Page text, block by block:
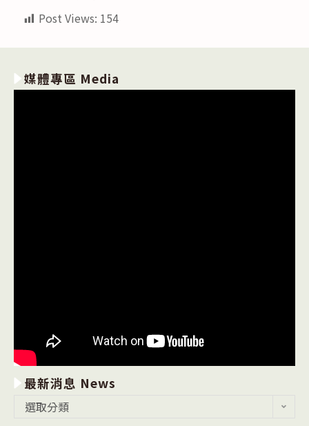
Post Views: 154
媒體專區 Media
最新消息 News
選取分類